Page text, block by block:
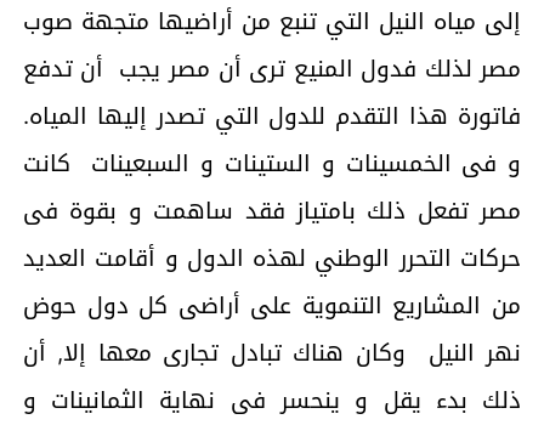
إلى مياه النيل التي تنبع من أراضيها متجهة صوب
مصر لذلك فدول المنيع ترى أن مصر يجب أن تدفع
فاتورة هذا التقدم للدول التي تصدر إليها المياه.
و فى الخمسينات و الستينات و السبعينات كانت
مصر تفعل ذلك بامتياز فقد ساهمت و بقوة فى
حركات التحرر الوطني لهذه الدول و أقامت العديد
من المشاريع التنموية على أراضى كل دول حوض
نهر النيل وكان هناك تبادل تجارى معها إلا, أن
ذلك بدء يقل و ينحسر فى نهاية الثمانينات و